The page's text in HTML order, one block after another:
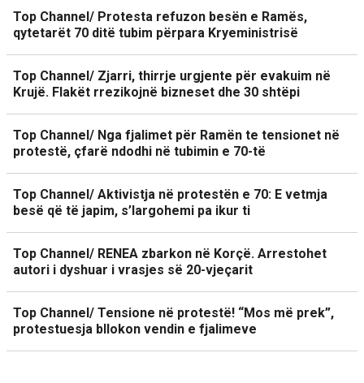
Top Channel/ Protesta refuzon besën e Ramës,
qytetarët 70 ditë tubim përpara Kryeministrisë
Top Channel/ Zjarri, thirrje urgjente për evakuim në
Krujë. Flakët rrezikojnë bizneset dhe 30 shtëpi
Top Channel/ Nga fjalimet për Ramën te tensionet në
protestë, çfarë ndodhi në tubimin e 70-të
Top Channel/ Aktivistja në protestën e 70: E vetmja
besë që të japim, s’largohemi pa ikur ti
Top Channel/ RENEA zbarkon në Korçë. Arrestohet
autori i dyshuar i vrasjes së 20-vjeçarit
Top Channel/ Tensione në protestë! “Mos më prek”,
protestuesja bllokon vendin e fjalimeve